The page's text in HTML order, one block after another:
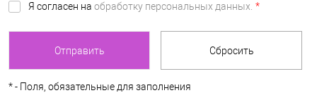
Я согласен на обработку персональных данных. *
*- Поля, обязательные для заполнения